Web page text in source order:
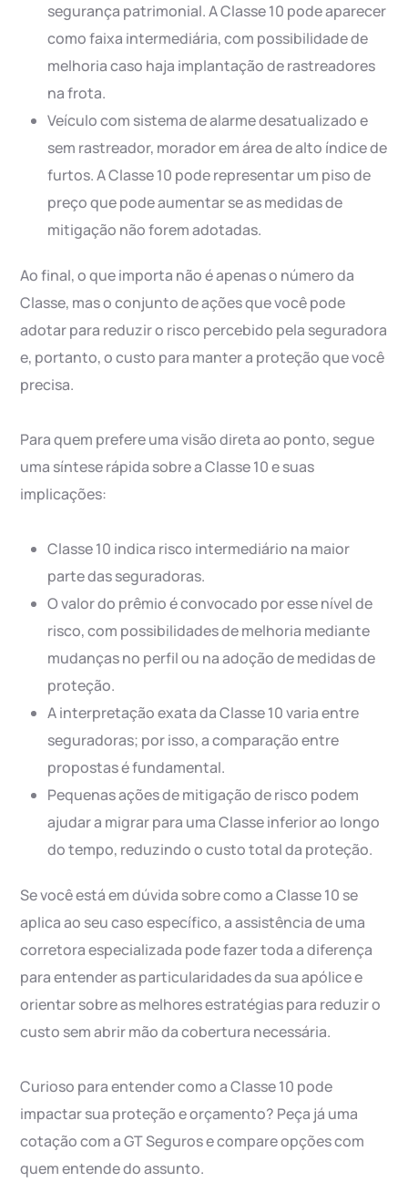
segurança patrimonial. A Classe 10 pode aparecer
como faixa intermediária, com possibilidade de
melhoria caso haja implantação de rastreadores
na frota.
Veículo com sistema de alarme desatualizado e
sem rastreador, morador em área de alto índice de
furtos. A Classe 10 pode representar um piso de
preço que pode aumentar se as medidas de
mitigação não forem adotadas.
Ao final, o que importa não é apenas o número da
Classe, mas o conjunto de ações que você pode
adotar para reduzir o risco percebido pela seguradora
e, portanto, o custo para manter a proteção que você
precisa.
Para quem prefere uma visão direta ao ponto, segue
uma síntese rápida sobre a Classe 10 e suas
implicações:
Classe 10 indica risco intermediário na maior
parte das seguradoras.
O valor do prêmio é convocado por esse nível de
risco, com possibilidades de melhoria mediante
mudanças no perfil ou na adoção de medidas de
proteção.
A interpretação exata da Classe 10 varia entre
seguradoras; por isso, a comparação entre
propostas é fundamental.
Pequenas ações de mitigação de risco podem
ajudar a migrar para uma Classe inferior ao longo
do tempo, reduzindo o custo total da proteção.
Se você está em dúvida sobre como a Classe 10 se
aplica ao seu caso específico, a assistência de uma
corretora especializada pode fazer toda a diferença
para entender as particularidades da sua apólice e
orientar sobre as melhores estratégias para reduzir o
custo sem abrir mão da cobertura necessária.
Curioso para entender como a Classe 10 pode
impactar sua proteção e orçamento? Peça já uma
cotação com a GT Seguros e compare opções com
quem entende do assunto.